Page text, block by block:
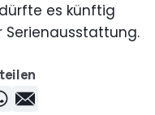
es künftig
Serienausstattung.